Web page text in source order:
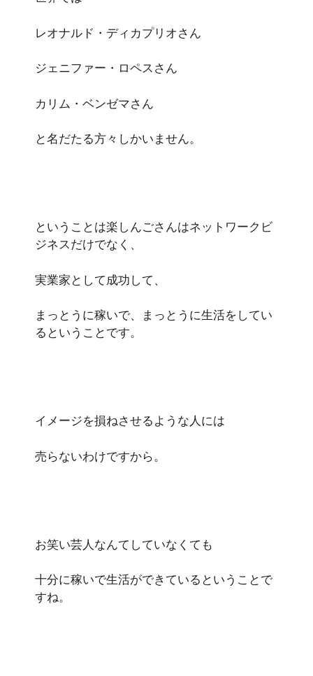
レオナルド・ディカプリオさん
ジェニファー・ロペスさん
カリム・ベンゼマさん
と名だたる方々しかいません。
ということは楽しんごさんはネットワークビ
ジネスだけでなく、
実業家として成功して、
まっとうに稼いで、まっとうに生活をしてい
るということです。
イメージを損ねさせるような人には
売らないわけですから。
お笑い芸人なんてしていなくても
十分に稼いで生活ができているということで
すね。